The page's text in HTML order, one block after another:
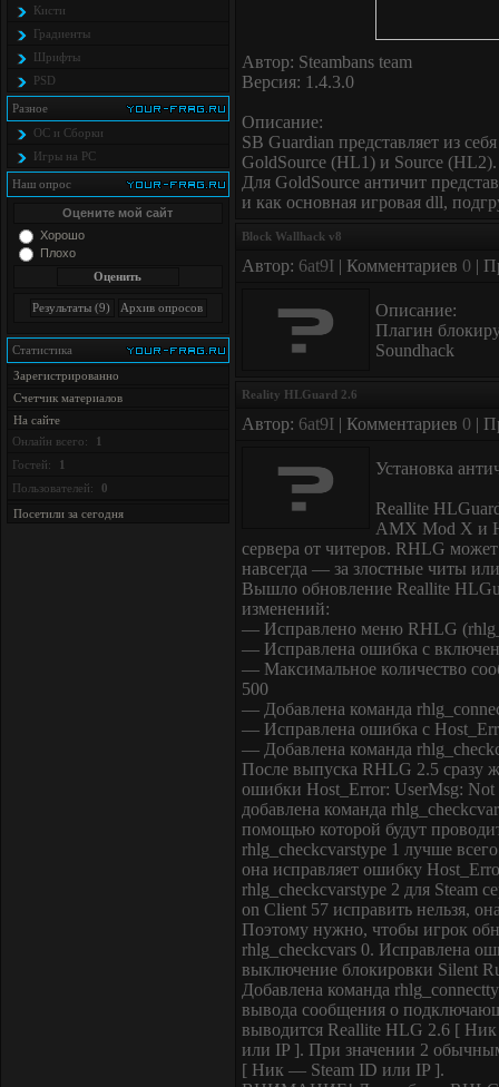
Кисти
Градиенты
Шрифты
PSD
Разное
ОС и Сборки
Игры на PC
Наш опрос
Оцените мой сайт
Хорошо
Плохо
Статистика
Зарегистрированно
Счетчик материалов
На сайте
Онлайн всего:
1
Гостей:
1
Пользователей:
0
Посетили за сегодня
Автор: Steambans team
Версия: 1.4.3.0
Описание:
SB Guardian представляет из
GoldSource (HL1) и Source (HL2).
Для GoldSource античит
и как основная игровая dll,
Block Wallhack v8
Автор: 6at9I | Комментариев 0 |
Описание:
Плагин
Soundhack
Reality HLGuard 2.6
Автор: 6at9I | Комментариев 0 |
Установка
Reallite
AMX Mod X и
сервера от читеров. RHLG
навсегда — за злостные читы
Вышло обновление Reallite
изменений:
— Исправлено меню RHLG
— Исправлена ошибка с
— Максимальное количество
500
— Добавлена команда
— Исправлена ошибка с
— Добавлена команда
После выпуска RHLG 2.5 сразу
ошибки Host_Error: UserMsg: Not
добавлена команда
помощью которой будут
rhlg_checkcvarstype 1 лучше
она исправляет ошибку
rhlg_checkcvarstype 2 для Steam
on Client 57 исправить нельзя,
Поэтому нужно, чтобы игрок
rhlg_checkcvars 0. Исправлена
выключение блокировки Silent
Добавлена команда
вывода сообщения о
выводится Reallite HLG 2.6 [
или IP ]. При значении 2
[ Ник — Steam ID или IP ].